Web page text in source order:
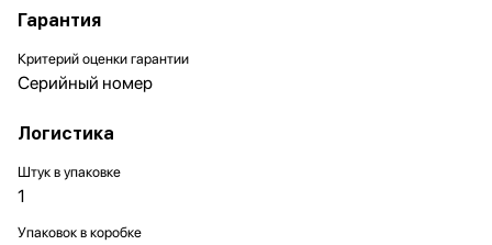
Гарантия
Критерий оценки гарантии
Серийный номер
Логистика
Штук в упаковке
1
Упаковок в коробке